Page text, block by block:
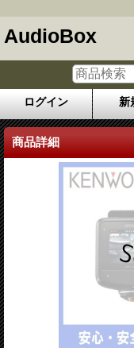
AudioBox
ログイン 新
商品詳細